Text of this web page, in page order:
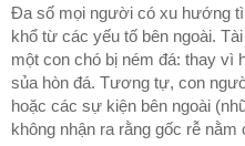
Đa số mọi người có xu hướng
khổ từ các yếu tố bên ngoài.
một con chó bị ném đá: thay vì
sủa hòn đá. Tương tự, con
hoặc các sự kiện bên ngoài
không nhận ra rằng gốc rễ